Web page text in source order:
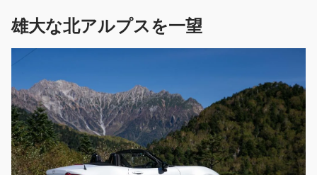
雄大な北アルプスを一望